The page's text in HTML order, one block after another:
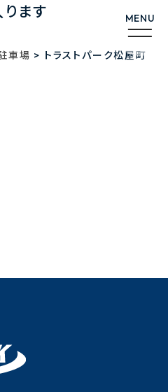
ます
車場 > トラストパーク松屋町